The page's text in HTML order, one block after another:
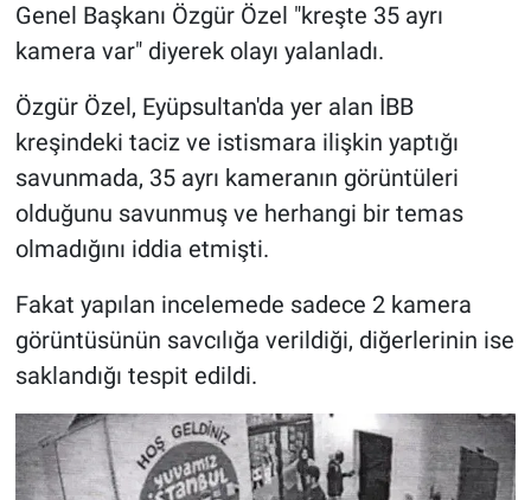
Genel Başkanı Özgür Özel "kreşte 35 ayrı
kamera var" diyerek olayı yalanladı.
Özgür Özel, Eyüpsultan'da yer alan İBB
kreşindeki taciz ve istismara ilişkin yaptığı
savunmada, 35 ayrı kameranın görüntüleri
olduğunu savunmuş ve herhangi bir temas
olmadığını iddia etmişti.
Fakat yapılan incelemede sadece 2 kamera
görüntüsünün savcılığa verildiği, diğerlerinin ise
saklandığı tespit edildi.